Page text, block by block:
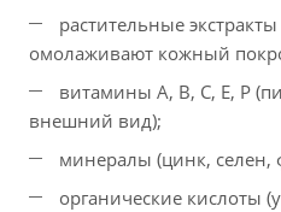
растительные
омолаживают кожный
витамины А, В, С, Е, Р
внешний вид);
минералы (цинк, селен,
органические кислоты